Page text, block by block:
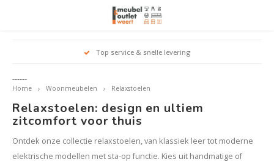
Hoofdmenu / woonmeubelen
Banken
Relaxstoelen
Top service & snelle levering
------
Home Woonmeubelen Relaxstoelen
Relaxstoelen: design en ultiem
zitcomfort voor thuis
Ontdek onze collectie relaxstoelen, van klassiek leer tot moderne
elektrische modellen met sta-op functie. Kies uit handmatige of